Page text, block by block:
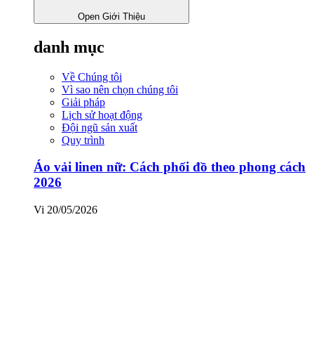
Open Giới Thiệu
danh mục
Về Chúng tôi
Vì sao nên chọn chúng tôi
Giải pháp
Lịch sử hoạt động
Đội ngũ sản xuất
Quy trình
Áo vải linen nữ: Cách phối đồ theo phong cách
2026
Vi 20/05/2026